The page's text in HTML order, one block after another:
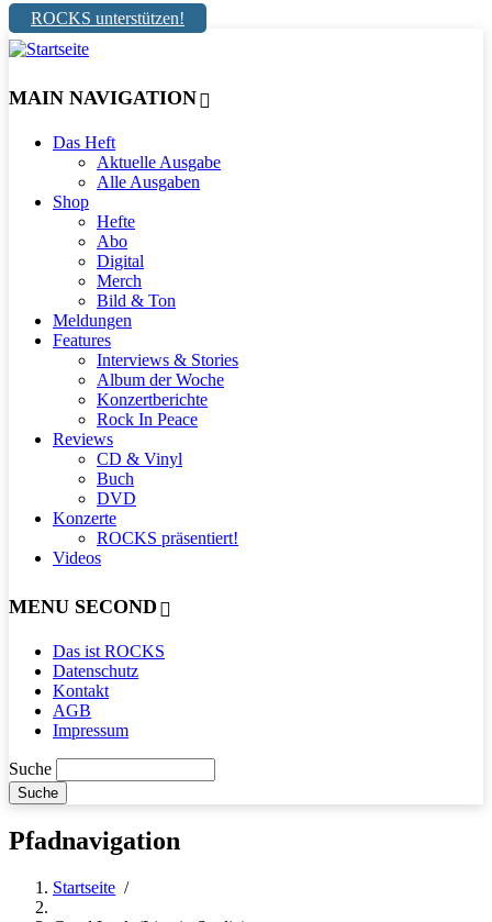
ROCKS unterstützen!
MAIN NAVIGATION
Das Heft
Aktuelle Ausgabe
Alle Ausgaben
Shop
Hefte
Abo
Digital
Merch
Bild & Ton
Meldungen
Features
Interviews & Stories
Album der Woche
Konzertberichte
Rock In Peace
Reviews
CD & Vinyl
Buch
DVD
Konzerte
ROCKS präsentiert!
Videos
MENU SECOND
Das ist ROCKS
Datenschutz
Kontakt
AGB
Impressum
Suche
Pfadnavigation
Startseite /